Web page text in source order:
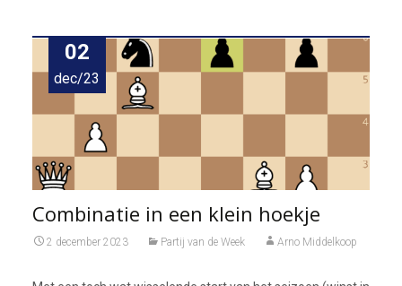
02
dec/23
Combinatie in een klein hoekje
2 december 2023 Partij van de Week Arno Middelkoop